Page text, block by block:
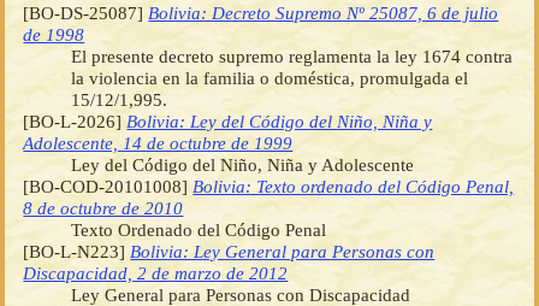
[BO-DS-25087] Bolivia: Decreto Supremo Nº 25087, 6 de julio
de 1998
El presente decreto supremo reglamenta la ley 1674 contra
la violencia en la familia o doméstica, promulgada el
15/12/1,995.
[BO-L-2026] Bolivia: Ley del Código del Niño, Niña y
Adolescente, 14 de octubre de 1999
Ley del Código del Niño, Niña y Adolescente
[BO-COD-20101008] Bolivia: Texto ordenado del Código Penal,
8 de octubre de 2010
Texto Ordenado del Código Penal
[BO-L-N223] Bolivia: Ley General para Personas con
Discapacidad, 2 de marzo de 2012
Ley General para Personas con Discapacidad